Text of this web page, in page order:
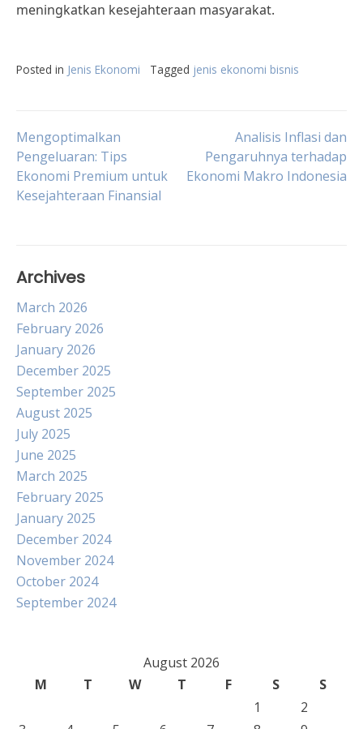
meningkatkan kesejahteraan masyarakat.
Posted in Jenis Ekonomi Tagged jenis ekonomi bisnis
Post
navigation
Mengoptimalkan
Pengeluaran: Tips
Ekonomi Premium untuk
Kesejahteraan Finansial
Analisis Inflasi dan
Pengaruhnya terhadap
Ekonomi Makro Indonesia
Archives
March 2026
February 2026
January 2026
December 2025
September 2025
August 2025
July 2025
June 2025
March 2025
February 2025
January 2025
December 2024
November 2024
October 2024
September 2024
August 2026
M
T W T F S
S
1
2